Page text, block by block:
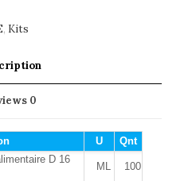
, Kits
0
U
Qnt
D 16
ML 100